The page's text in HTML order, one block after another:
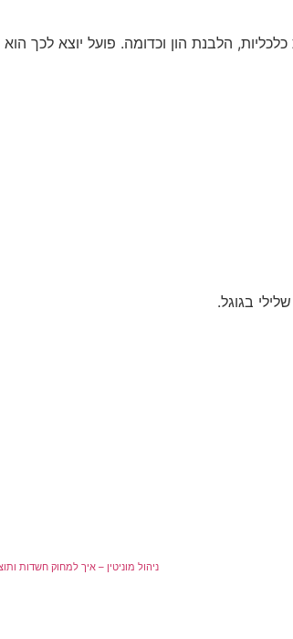
הלבנת הון וכדומה. פועל יוצא לכך
בגוגל.
ניהול מוניטין – איך למחוק חשדות